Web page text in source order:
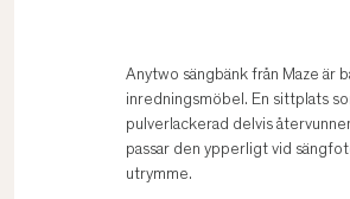
Anytwo sängbänk från Maze är
inredningsmöbel. En sittplats
pulverlackerad delvis
passar den ypperligt vid
utrymme.